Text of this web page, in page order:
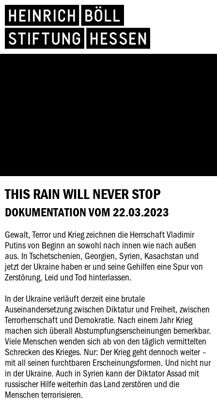
THIS RAIN WILL NEVER STOP
DOKUMENTATION VOM 22.03.2023
Gewalt, Terror und Krieg zeichnen die Herrschaft Vladimir
Putins von Beginn an sowohl nach innen wie nach außen
aus. In Tschetschenien, Georgien, Syrien, Kasachstan und
jetzt der Ukraine haben er und seine Gehilfen eine Spur von
Zerstörung, Leid und Tod hinterlassen.
In der Ukraine verläuft derzeit eine brutale
Auseinandersetzung zwischen Diktatur und Freiheit, zwischen
Terrorherrschaft und Demokratie. Nach einem Jahr Krieg
machen sich überall Abstumpfungserscheinungen bemerkbar.
Viele Menschen wenden sich ab von den täglich vermittelten
Schrecken des Krieges. Nur: Der Krieg geht dennoch weiter –
mit all seinen furchtbaren Erscheinungsformen. Und nicht nur
in der Ukraine. Auch in Syrien kann der Diktator Assad mit
russischer Hilfe weiterhin das Land zerstören und die
Menschen terrorisieren.